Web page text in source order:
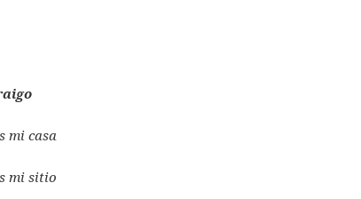
mi casa
mi sitio